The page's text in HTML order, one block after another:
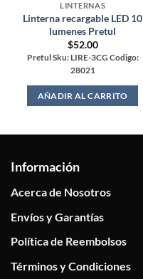
LINTERNAS
Linterna recargable LED 10
lumenes Pretul
$52.00
Pretul Sku: LIRE-3CG Codigo:
28021
AÑADIR AL CARRITO
Información
Acerca de Nosotros
Envíos y Garantías
Política de Reembolsos
Términos y Condiciones